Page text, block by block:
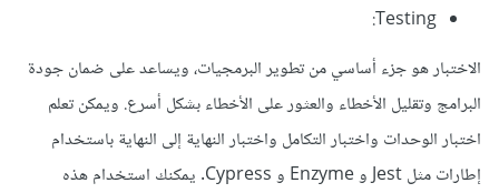
Testing:
الاختبار هو جزء أساسي من تطوير البرمجيات، ويساعد على ضمان جودة
البرامج وتقليل الأخطاء والعثور على الأخطاء بشكل أسرع. ويمكن تعلم
اختبار الوحدات واختبار التكامل واختبار النهاية إلى النهاية باستخدام
إطارات مثل Jest و Enzyme و Cypress. يمكنك استخدام هذه